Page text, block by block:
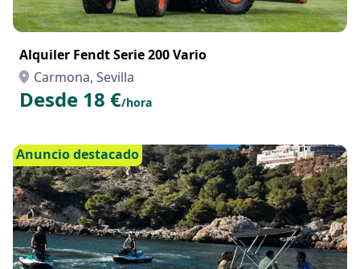
Alquiler Fendt Serie 200 Vario
Carmona, Sevilla
Desde 18 €/hora
Anuncio destacado